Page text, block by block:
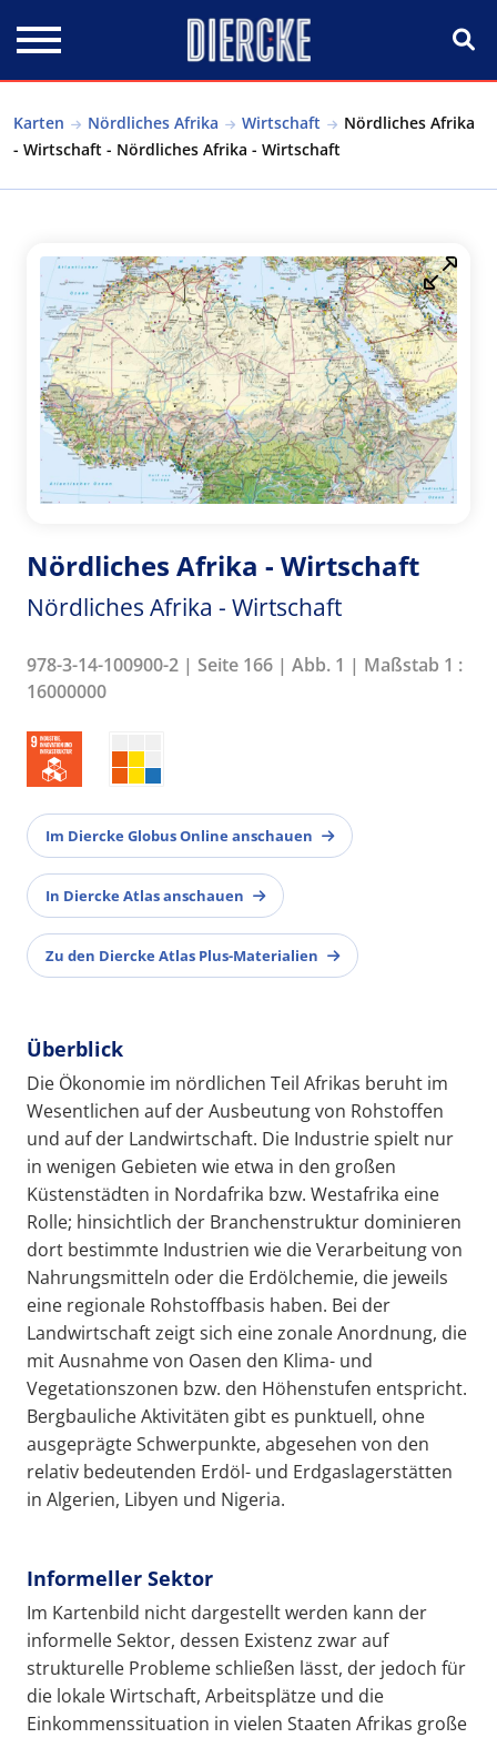
Karten Nördliches Afrika Wirtschaft
Nördliches Afrika
- Wirtschaft - Nördliches Afrika - Wirtschaft
Nördliches Afrika - Wirtschaft
Nördliches Afrika - Wirtschaft
978-3-14-100900-2 | Seite 166 | Abb. 1 | Maßstab 1 :
16000000
Im Diercke Globus Online anschauen
In Diercke Atlas anschauen
Zu den Diercke Atlas Plus-Materialien
Überblick
Die Ökonomie im nördlichen Teil Afrikas beruht im
Wesentlichen auf der Ausbeutung von Rohstoffen
und auf der Landwirtschaft. Die Industrie spielt nur
in wenigen Gebieten wie etwa in den großen
Küstenstädten in Nordafrika bzw. Westafrika eine
Rolle; hinsichtlich der Branchenstruktur dominieren
dort bestimmte Industrien wie die Verarbeitung von
Nahrungsmitteln oder die Erdölchemie, die jeweils
eine regionale Rohstoffbasis haben. Bei der
Landwirtschaft zeigt sich eine zonale Anordnung, die
mit Ausnahme von Oasen den Klima- und
Vegetationszonen bzw. den Höhenstufen entspricht.
Bergbauliche Aktivitäten gibt es punktuell, ohne
ausgeprägte Schwerpunkte, abgesehen von den
relativ bedeutenden Erdöl- und Erdgaslagerstätten
in Algerien, Libyen und Nigeria.
Informeller Sektor
Im Kartenbild nicht dargestellt werden kann der
informelle Sektor, dessen Existenz zwar auf
strukturelle Probleme schließen lässt, der jedoch für
die lokale Wirtschaft, Arbeitsplätze und die
Einkommenssituation in vielen Staaten Afrikas große